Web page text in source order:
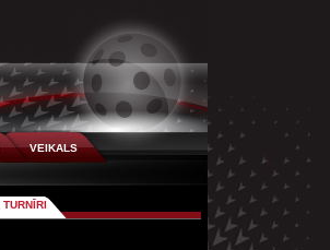
VEIKALS
TURNĪRI